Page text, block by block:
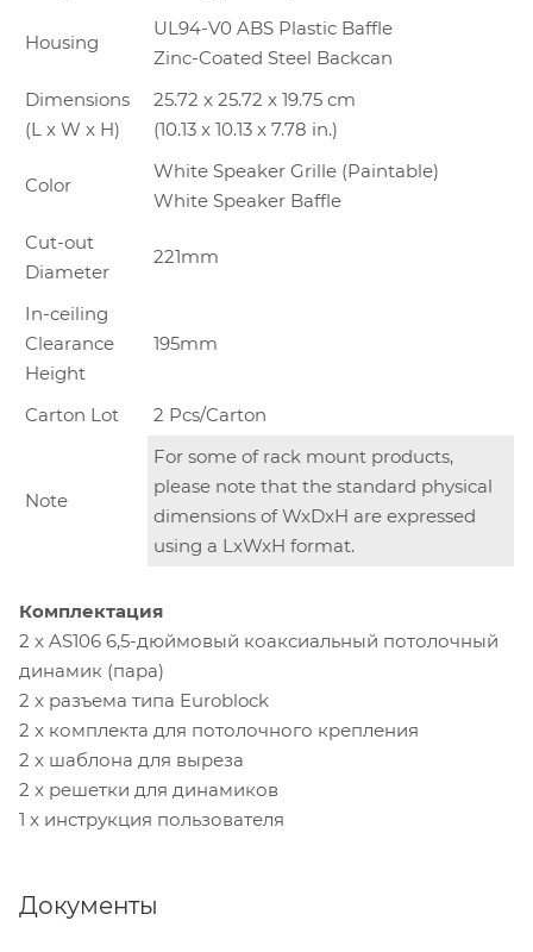
Housing
UL94-V0 ABS Plastic Baffle
Zinc-Coated Steel Backcan
Dimensions
(L x W x H)
25.72 x 25.72 x 19.75 cm
(10.13 x 10.13 x 7.78 in.)
Color
White Speaker Grille (Paintable)
White Speaker Baffle
Cut-out
Diameter
221mm
In-ceiling
Clearance
Height
195mm
Carton Lot 2 Pcs/Carton
Note
For some of rack mount products,
please note that the standard physical
dimensions of WxDxH are expressed
using a LxWxH format.
Комплектация
2 x AS106 6,5-дюймовый коаксиальный потолочный
динамик (пара)
2 x разъема типа Euroblock
2 x комплекта для потолочного крепления
2 x шаблона для выреза
2 x решетки для динамиков
1 x инструкция пользователя
Документы